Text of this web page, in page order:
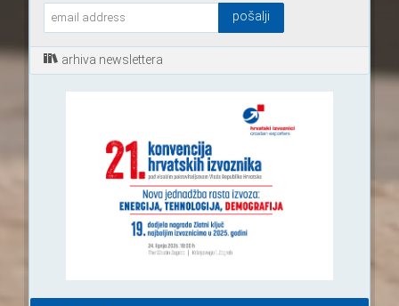
arhiva newslettera